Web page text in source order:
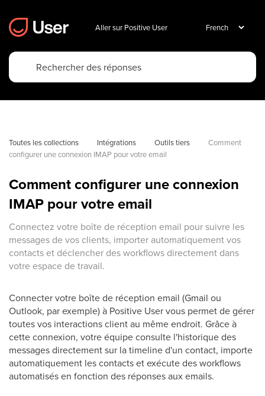
Aller sur Positive User
Toutes les collections Intégrations Outils tiers
Comment
configurer une connexion IMAP pour votre email
Comment configurer une connexion
IMAP pour votre email
Connectez votre boîte de réception email pour suivre les
messages de vos clients, importer automatiquement vos
contacts et déclencher des workflows directement dans
votre espace de travail.
Connecter votre boîte de réception email (Gmail ou
Outlook, par exemple) à Positive User vous permet de gérer
toutes vos interactions client au même endroit. Grâce à
cette connexion, votre équipe consulte l'historique des
messages directement sur la timeline d'un contact, importe
automatiquement les contacts et exécute des workflows
automatisés en fonction des réponses aux emails.